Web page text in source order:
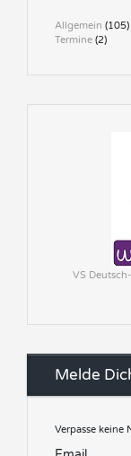
Allgemein (105)
Termine (2)
VS
Melde
Verpasse keine